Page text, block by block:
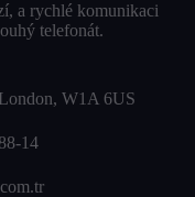
a rychlé komunikaci
telefonát.
W1A 6US
14